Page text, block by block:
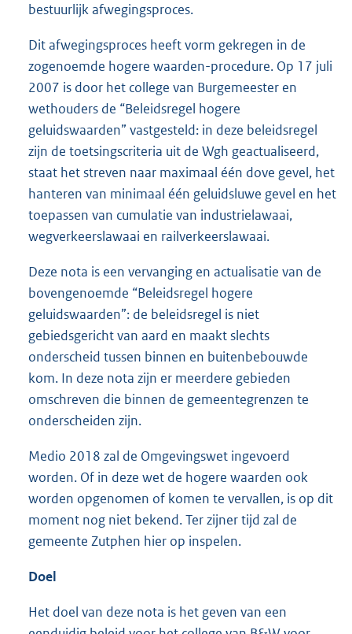
bestuurlijk afwegingsproces.
Dit afwegingsproces heeft vorm gekregen in de
zogenoemde hogere waarden-procedure. Op 17 juli
2007 is door het college van Burgemeester en
wethouders de “Beleidsregel hogere
geluidswaarden” vastgesteld: in deze beleidsregel
zijn de toetsingscriteria uit de Wgh geactualiseerd,
staat het streven naar maximaal één dove gevel, het
hanteren van minimaal één geluidsluwe gevel en het
toepassen van cumulatie van industrielawaai,
wegverkeerslawaai en railverkeerslawaai.
Deze nota is een vervanging en actualisatie van de
bovengenoemde “Beleidsregel hogere
geluidswaarden”: de beleidsregel is niet
gebiedsgericht van aard en maakt slechts
onderscheid tussen binnen en buitenbebouwde
kom. In deze nota zijn er meerdere gebieden
omschreven die binnen de gemeentegrenzen te
onderscheiden zijn.
Medio 2018 zal de Omgevingswet ingevoerd
worden. Of in deze wet de hogere waarden ook
worden opgenomen of komen te vervallen, is op dit
moment nog niet bekend. Ter zijner tijd zal de
gemeente Zutphen hier op inspelen.
Doel
Het doel van deze nota is het geven van een